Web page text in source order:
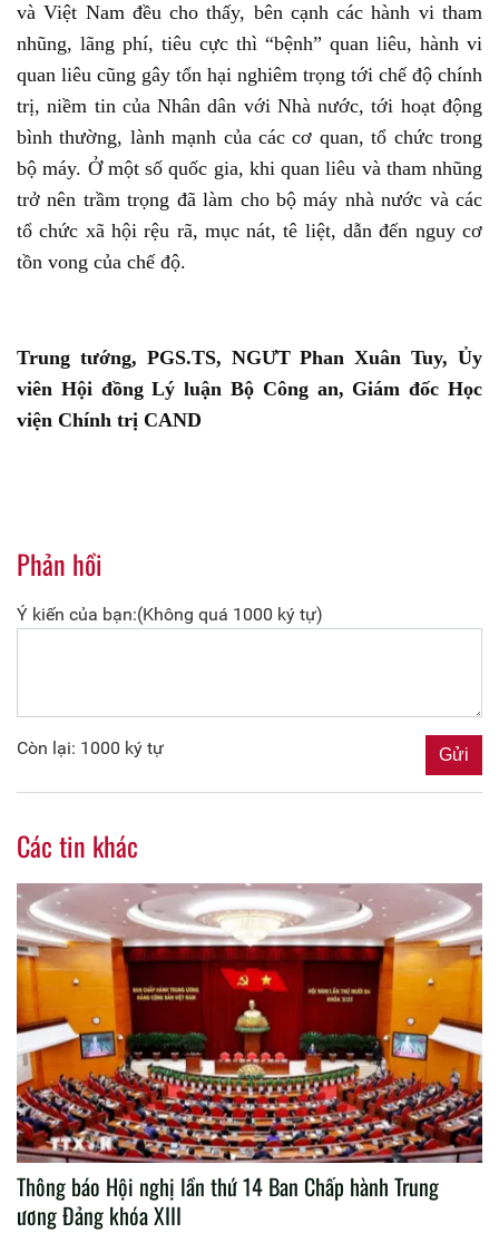
và Việt Nam đều cho thấy, bên cạnh các hành vi tham
nhũng, lãng phí, tiêu cực thì “bệnh” quan liêu, hành vi
quan liêu cũng gây tổn hại nghiêm trọng tới chế độ chính
trị, niềm tin của Nhân dân với Nhà nước, tới hoạt động
bình thường, lành mạnh của các cơ quan, tổ chức trong
bộ máy. Ở một số quốc gia, khi quan liêu và tham nhũng
trở nên trầm trọng đã làm cho bộ máy nhà nước và các
tổ chức xã hội rệu rã, mục nát, tê liệt, dẫn đến nguy cơ
tồn vong của chế độ.
Trung tướng, PGS.TS, NGƯT Phan Xuân Tuy, Ủy
viên Hội đồng Lý luận Bộ Công an, Giám đốc Học
viện Chính trị CAND
Phản hồi
Ý kiến của bạn:(Không quá 1000 ký tự)
Còn lại: 1000 ký tự
Các tin khác
Thông báo Hội nghị lần thứ 14 Ban Chấp hành Trung
ương Đảng khóa XIII